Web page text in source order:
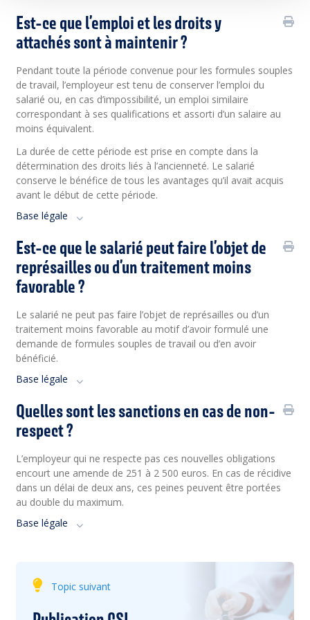
Est-ce que l’emploi et les droits y
attachés sont à maintenir ?
Pendant toute la période convenue pour les formules souples
de travail, l’employeur est tenu de conserver l’emploi du
salarié ou, en cas d’impossibilité, un emploi similaire
correspondant à ses qualifications et assorti d’un salaire au
moins équivalent.
La durée de cette période est prise en compte dans la
détermination des droits liés à l’ancienneté. Le salarié
conserve le bénéfice de tous les avantages qu’il avait acquis
avant le début de cette période.
Base légale
Est-ce que le salarié peut faire l’objet de
représailles ou d’un traitement moins
favorable ?
Le salarié ne peut pas faire l’objet de représailles ou d’un
traitement moins favorable au motif d’avoir formulé une
demande de formules souples de travail ou d’en avoir
bénéficié.
Base légale
Quelles sont les sanctions en cas de non-
respect ?
L’employeur qui ne respecte pas ces nouvelles obligations
encourt une amende de 251 à 2 500 euros. En cas de récidive
dans un délai de deux ans, ces peines peuvent être portées
au double du maximum.
Base légale
Topic suivant